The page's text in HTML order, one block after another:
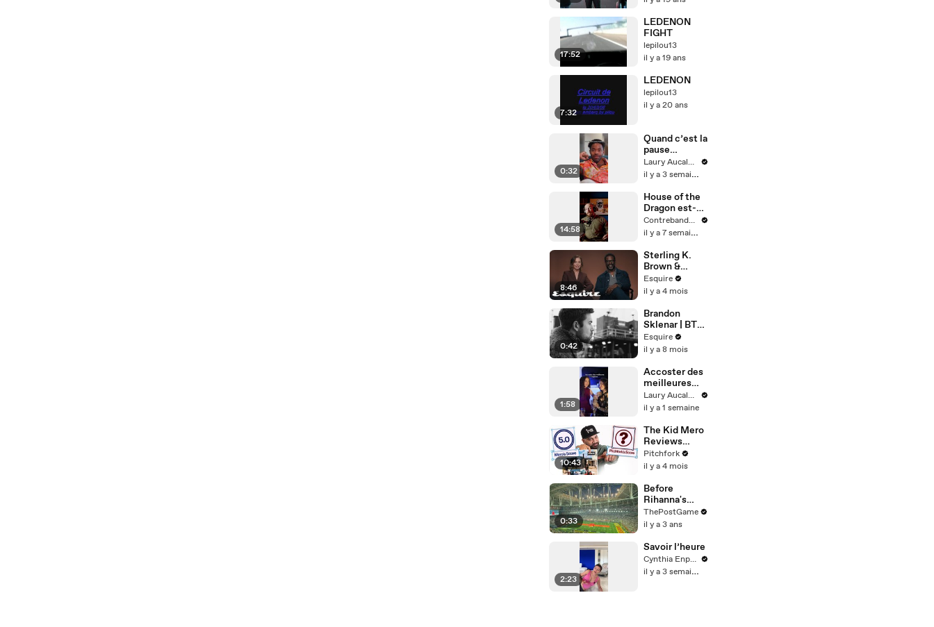
17:52
LEDENON
FIGHT
lepilou13
il y a 19 ans
7:32
LEDENON
lepilou13
il y a 20 ans
0:32
Quand c’est la
pause
fraîcheur Laury Aucalme
il y a 3 semaines
14:58
House of the
Dragon est-
elle à la
hauteur de
Thrones ?
Contrebande Films
il y a 7 semaines
8:46
Sterling K.
Brown &
Julianne
Nicholson on
& Meeting
Obama |
Inquiring
Minds |
Esquire
Esquire
il y a 4 mois
0:42
Brandon
Sklenar | BTS |
Esquire
Esquire
il y a 8 mois
1:58
Accoster des
meilleures
copines
Laury Aucalme
il y a 1 semaine
10:43
The Kid Mero
Reviews
Albums by
Oasis, Tool,
and More
Pitchfork
il y a 4 mois
0:33
Before
Rihanna's
Super Bowl
LVII Halftime
Construction
Timelapse
ThePostGame
il y a 3 ans
2:23
Savoir l’heure
Cynthia Enparle
il y a 3 semaines